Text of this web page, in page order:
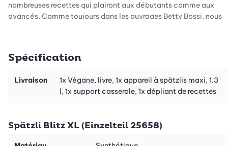
nombreuses recettes qui plairont aux débutants comme aux
avancés. Comme toujours dans les ouvrages Betty Bossi, nous
Émincé à la zurichoise, cake au citron, spaghettis carbonara:
tout cela peut se préparer sans produits d’origine animale. C’est
Des recettes tendance
Des rouleaux d’été avec un dip aux cacahuètes, des pitas avec
de l’effiloché de pleurotes et du tsatsiki: voici deux exemples de
Spécification
Livraison
1x Végane, livre, 1x appareil à spätzlis maxi, 1.3
l, 1x support casserole, 1x dépliant de recettes
Spätzli Blitz XL (Einzelteil 25658)